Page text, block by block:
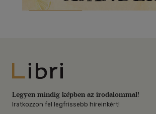
Libri
Legyen mindig képben az irodalommal!
Iratkozzon fel legfrissebb híreinkért!